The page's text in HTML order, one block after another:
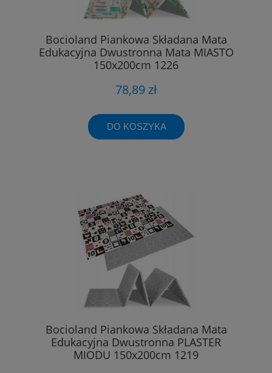
Bocioland Piankowa Składana Mata
Edukacyjna Dwustronna Mata MIASTO
150x200cm 1226
78,89 zł
DO KOSZYKA
Bocioland Piankowa Składana Mata
Edukacyjna Dwustronna PLASTER
MIODU 150x200cm 1219